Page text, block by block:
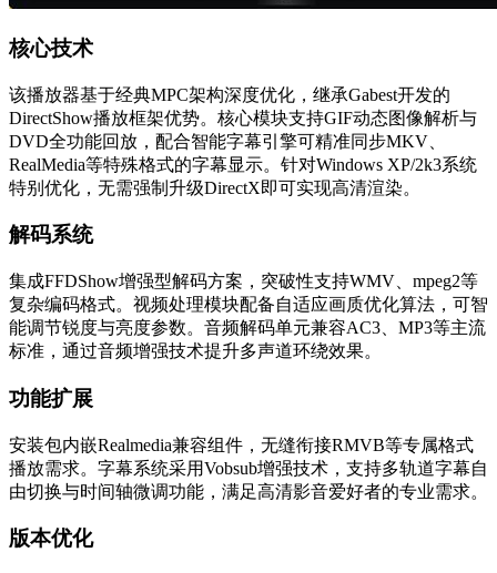
核心技术
该播放器基于经典MPC架构深度优化，继承Gabest开发的
DirectShow播放框架优势。核心模块支持GIF动态图像解析与
DVD全功能回放，配合智能字幕引擎可精准同步MKV、
RealMedia等特殊格式的字幕显示。针对Windows XP/2k3系统
特别优化，无需强制升级DirectX即可实现高清渲染。
解码系统
集成FFDShow增强型解码方案，突破性支持WMV、mpeg2等
复杂编码格式。视频处理模块配备自适应画质优化算法，可智
能调节锐度与亮度参数。音频解码单元兼容AC3、MP3等主流
标准，通过音频增强技术提升多声道环绕效果。
功能扩展
安装包内嵌Realmedia兼容组件，无缝衔接RMVB等专属格式
播放需求。字幕系统采用Vobsub增强技术，支持多轨道字幕自
由切换与时间轴微调功能，满足高清影音爱好者的专业需求。
版本优化